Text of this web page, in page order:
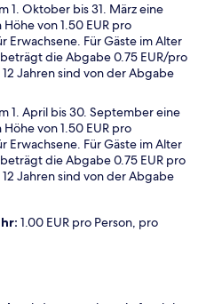
1. Oktober bis 31. März eine
von 1.50 EUR pro
Erwachsene. Für Gäste im Alter
beträgt die Abgabe 0.75 EUR/pro
Jahren sind von der Abgabe
1. April bis 30. September eine
von 1.50 EUR pro
Erwachsene. Für Gäste im Alter
beträgt die Abgabe 0.75 EUR pro
Jahren sind von der Abgabe
1.00 EUR pro Person, pro